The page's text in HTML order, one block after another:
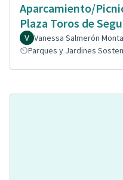
Aparcamiento/
Plaza Toros de
Vanessa Salmerón
Parques y Jardines